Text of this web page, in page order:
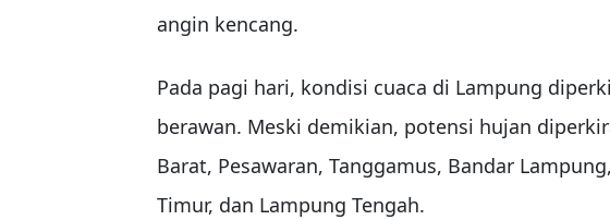
angin kencang.
Pada pagi hari, kondisi cuaca di Lampung
berawan. Meski demikian, potensi hujan
Barat, Pesawaran, Tanggamus, Bandar
Timur, dan Lampung Tengah.